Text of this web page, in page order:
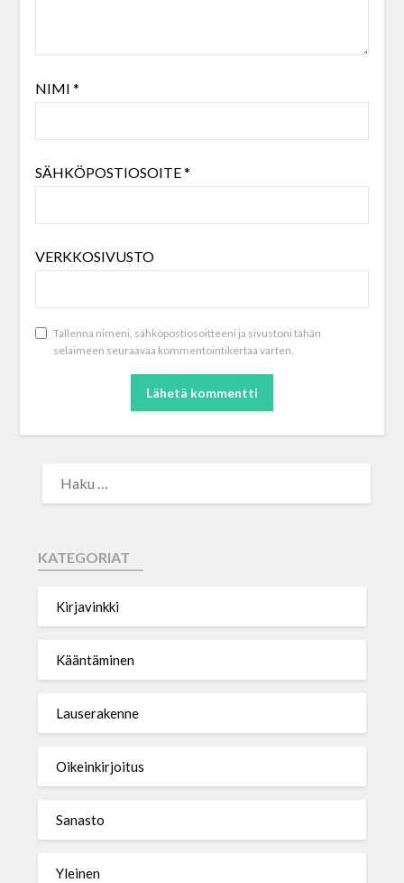
NIMI *
SÄHKÖPOSTIOSOITE*
VERKKOSIVUSTO
Tallenna nimeni, sähköpostiosoitteeni ja sivustoni tähän
selaimeen seuraavaa kommentointikertaa varten.
KATEGORIAT
Kirjavinkki
Kääntäminen
Lauserakenne
Oikeinkirjoitus
Sanasto
Yleinen